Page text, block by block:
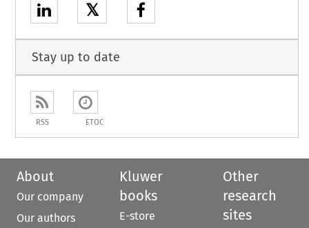
𝕏
Stay up to date
RSS ETOC
About
Our company
Our authors
Kluwer
books
E-store
Other
research
sites